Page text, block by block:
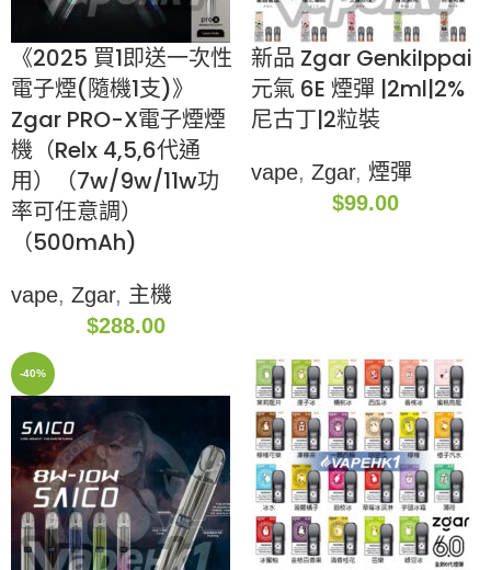
《2025 買1即送一次性
電子煙(隨機1支)》
Zgar PRO-X電子煙煙
機（Relx 4,5,6代通
用）（7w/9w/11w功
率可任意調）
（500mAh)
vape, Zgar, 主機
$288.00
新品 Zgar GenkiIppai
元氣 6E 煙彈 |2ml|2%
尼古丁|2粒裝
vape, Zgar, 煙彈
$99.00
-40%